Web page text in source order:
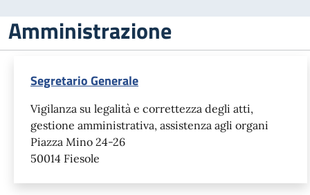
Amministrazione
Segretario Generale
Vigilanza su legalità e correttezza degli atti,
gestione amministrativa, assistenza agli organi
Piazza Mino 24-26
50014 Fiesole